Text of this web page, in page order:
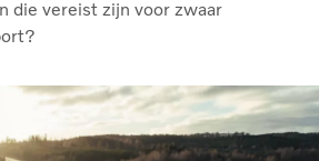
die vereist zijn voor zwaar